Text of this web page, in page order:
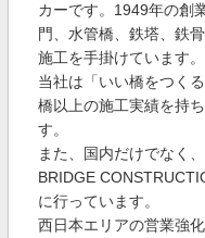
カーです。1949年の創
門、水管橋、鉄塔、鉄
施工を手掛けています。
当社は「いい橋をつく
橋以上の施工実績を持
す。
また、国内だけでなく
BRIDGE
に行っています。
西日本エリアの営業強